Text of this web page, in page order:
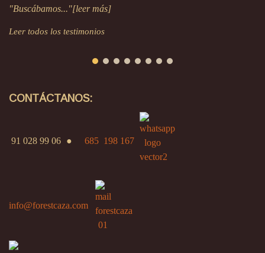
"Buscábamos..."[leer más]
Leer todos los testimonios
CONTÁCTANOS:
91 028 99 06 ● 685 198 167
info@forestcaza.com